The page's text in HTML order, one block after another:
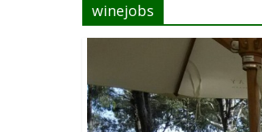
winejobs